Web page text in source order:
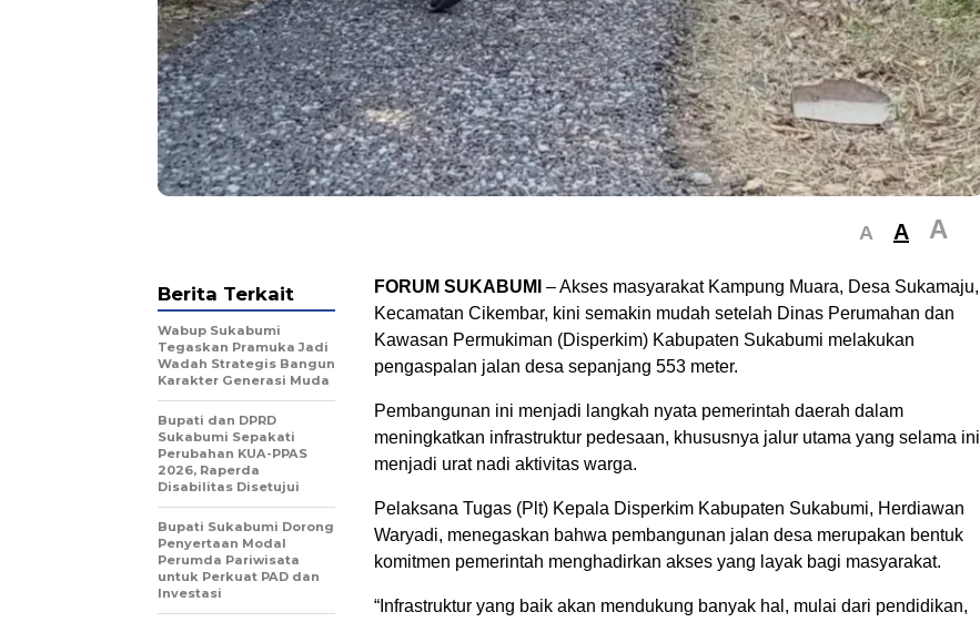
A A A
FORUM SUKABUMI – Akses masyarakat Kampung Muara, Desa Sukamaju,
Kecamatan Cikembar, kini semakin mudah setelah Dinas Perumahan dan
Kawasan Permukiman (Disperkim) Kabupaten Sukabumi melakukan
pengaspalan jalan desa sepanjang 553 meter.
Pembangunan ini menjadi langkah nyata pemerintah daerah dalam
meningkatkan infrastruktur pedesaan, khususnya jalur utama yang selama ini
menjadi urat nadi aktivitas warga.
Pelaksana Tugas (Plt) Kepala Disperkim Kabupaten Sukabumi, Herdiawan
Waryadi, menegaskan bahwa pembangunan jalan desa merupakan bentuk
komitmen pemerintah menghadirkan akses yang layak bagi masyarakat.
“Infrastruktur yang baik akan mendukung banyak hal, mulai dari pendidikan,
Berita Terkait
Wabup Sukabumi
Tegaskan Pramuka Jadi
Wadah Strategis Bangun
Karakter Generasi Muda
Bupati dan DPRD
Sukabumi Sepakati
Perubahan KUA-PPAS
2026, Raperda
Disabilitas Disetujui
Bupati Sukabumi Dorong
Penyertaan Modal
Perumda Pariwisata
untuk Perkuat PAD dan
Investasi